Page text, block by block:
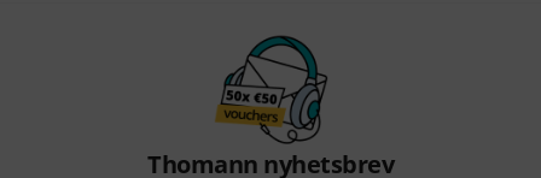
Thomann nyhetsbrev